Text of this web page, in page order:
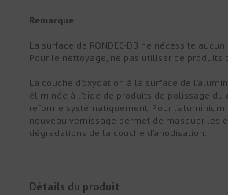
Remarque
La surface de RONDEC-DB ne nécessite
Pour le nettoyage, ne pas utiliser de produits
La couche d’oxydation à la surface de
éliminée à l’aide de produits de polissage du
reforme systématiquement. Pour l’aluminium
nouveau vernissage permet de masquer les
dégradations de la couche d’anodisation.
Détails du produit